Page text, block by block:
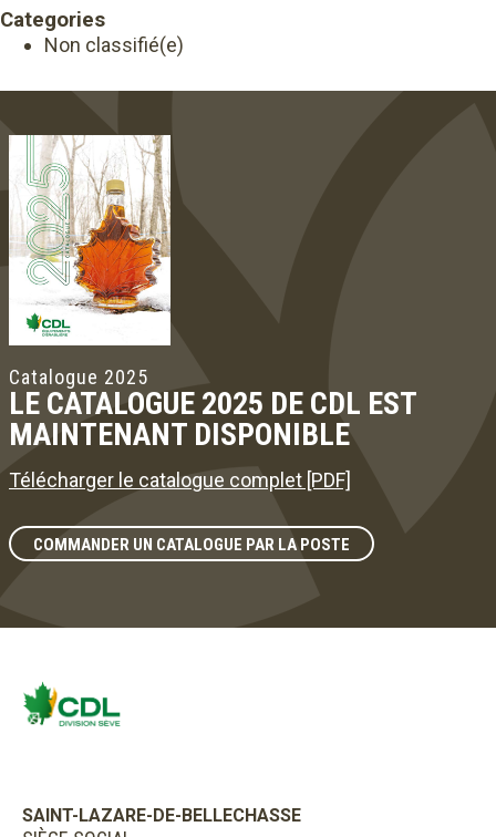
Categories
Non classifié(e)
Catalogue 2025
LE CATALOGUE 2025 DE CDL EST
MAINTENANT DISPONIBLE
Télécharger le catalogue complet [PDF]
COMMANDER UN CATALOGUE PAR LA POSTE
SAINT-LAZARE-DE-BELLECHASSE